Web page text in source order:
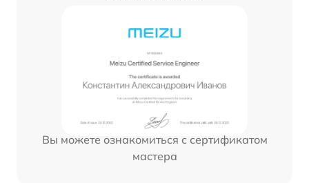
Вы можете ознакомиться с сертификатом
мастера